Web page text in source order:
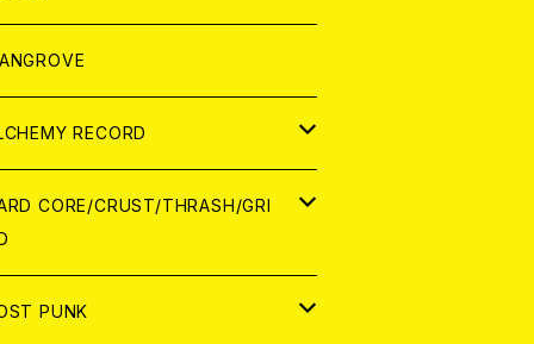
レル
ログ
CONTENTS
RECORD
CORE/CRUST/THRASH/GRI
PUNK